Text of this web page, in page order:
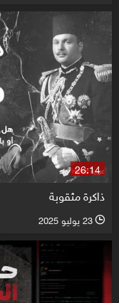
26:14
ذاكرة مثقوبة
l 23 يوليو 2025